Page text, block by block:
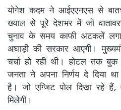
योगेश कदम ने आईएएनएस से
ख्याल से पूरे देशभर में जो
चुनाव के समय काफी अटकलें
अघाड़ी की सरकार आएगी।
चर्चा हो रही थी। होटल तक
जनता ने अपना निर्णय दे दिया
है। जो एग्जिट पोल दिखा रहे
मिलेगी।